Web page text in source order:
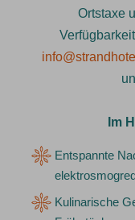
Ortstaxe
Im
Entspannte
Kulinarische